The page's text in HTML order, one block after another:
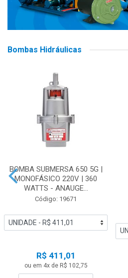
Bombas Hidráulicas
BOMBA SUBMERSA 650 5G |
MONOFÁSICO 220V | 360
WATTS - ANAUGE...
Código: 19671
R$ 411,01
ou em 4x de R$ 102,75